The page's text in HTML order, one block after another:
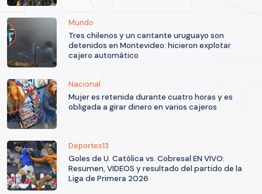
Mundo
Tres chilenos y un cantante uruguayo son
detenidos en Montevideo: hicieron explotar
cajero automático
Nacional
Mujer es retenida durante cuatro horas y es
obligada a girar dinero en varios cajeros
Deportes13
Goles de U. Católica vs. Cobresal EN VIVO:
Resumen, VIDEOS y resultado del partido de la
Liga de Primera 2026